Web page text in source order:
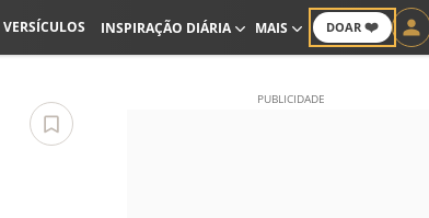
DOAR ❤️
VERSÍCULOS INSPIRAÇÃO DIÁRIA MAIS